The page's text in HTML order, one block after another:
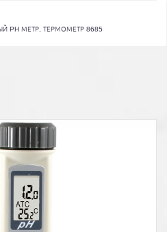
PH МЕТР, ТЕРМОМЕТР 8685